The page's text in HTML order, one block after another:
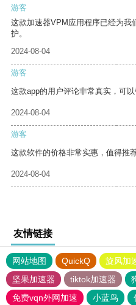
游客
这款加速器VPM应用程序已经为我
护。
2024-08-04
游客
这款app的用户评论非常真实，可以
2024-08-04
游客
这款软件的价格非常实惠，值得推荐
2024-08-04
友情链接
网站地图 QuickQ 旋风加
坚果加速器
tiktok加速器
免费vqn外网加速
小蓝鸟